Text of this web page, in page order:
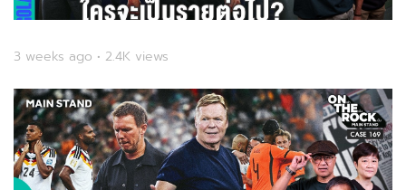
3 weeks ago • 2.4K views